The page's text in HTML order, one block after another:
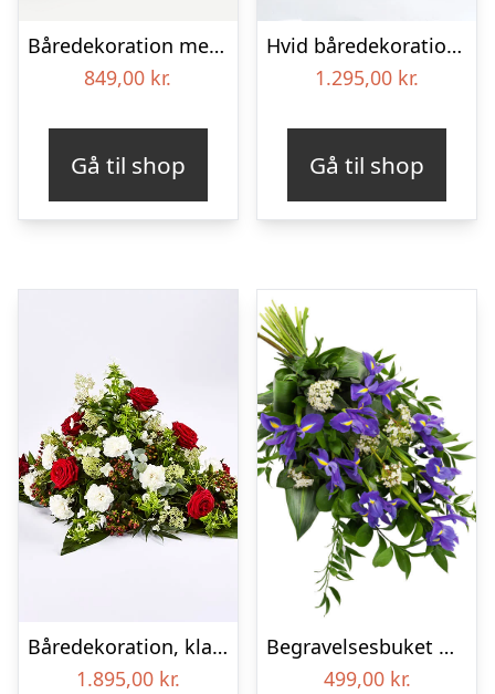
Båredekoration med bånd
849,00 kr.
Gå til shop
Hvid båredekoration – Blomster til begravelse
1.295,00 kr.
Gå til shop
Båredekoration, klassisk – Blomster til begravelse
1.895,00 kr.
Begravelses­buket med iris
499,00 kr.